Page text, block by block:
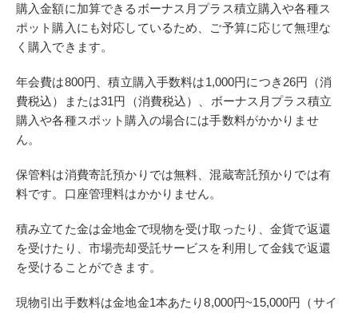
購入金額に加算できるボーナス月プラス積立購入や各種ス
ポット購入にも対応しているため、ご予算に応じて無理な
く購入できます。
年会費は800円、積立購入手数料は1,000円につき26円（消
費税込）または31円（消費税込）、ボーナス月プラス積立
購入や各種スポット購入の場合には手数料がかかりませ
ん。
保管料は消費寄託預かりでは無料、混蔵寄託預かりでは有
料です。口座管理料はかかりません。
積み立てた金は金地金で現物を受け取ったり、金貨で返還
を受けたり、市場売却受託サービスを利用して金銭で返還
を受けることができます。
現物引出手数料は金地金1本あたり8,000円~15,000円（サイ